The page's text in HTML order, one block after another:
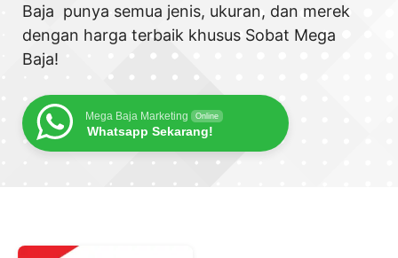
Baja punya semua jenis, ukuran, dan merek
dengan harga terbaik khusus Sobat Mega
Baja!
Mega Baja Marketing Online
Whatsapp Sekarang!